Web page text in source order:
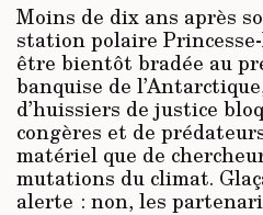
Moins de dix ans après
station polaire
être bientôt bradée au
banquise de
d’huissiers de justice
congères et de
matériel que de
mutations du climat.
alerte : non, les